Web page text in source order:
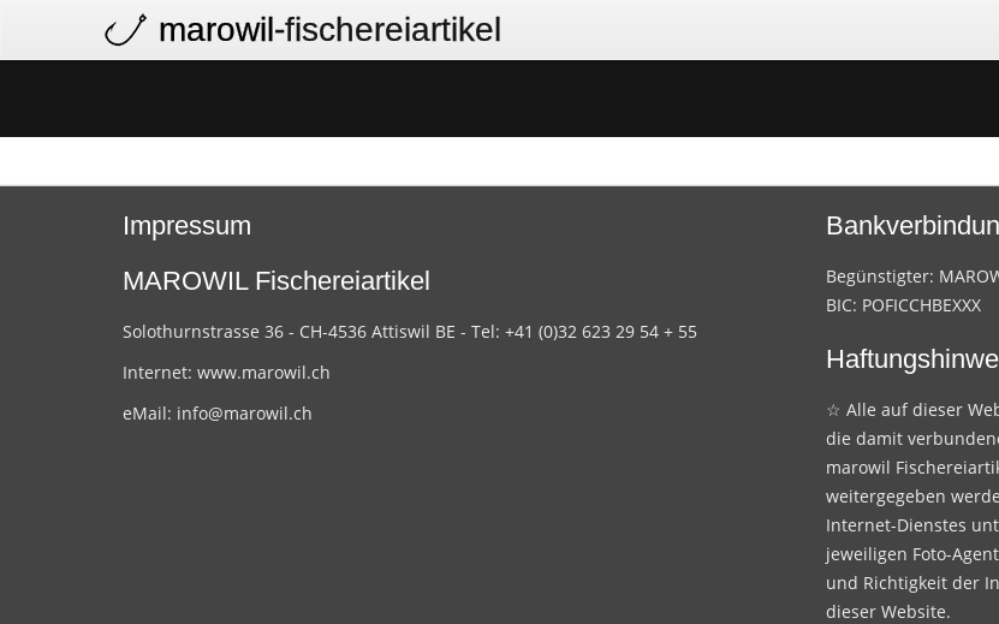
marowil-fischereiartikel
Impressum
MAROWIL Fischereiartikel
Solothurnstrasse 36 - CH-4536 Attiswil BE - Tel: +41 (0)32 623 29 54 + 55
Internet: www.marowil.ch
eMail: info@marowil.ch
Begünstigter:
BIC: POFICCHBEXXX
☆ Alle auf dieser
die damit
marowil
weitergegeben
Internet-Dienstes
jeweiligen Foto-
und Richtigkeit der
dieser Website.